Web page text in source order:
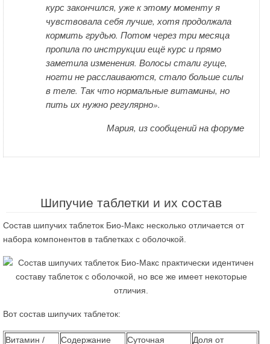
курс закончился, уже к этому моменту я
чувствовала себя лучше, хотя продолжала
кормить грудью. Потом через три месяца
пропила по инструкции ещё курс и прямо
заметила изменения. Волосы стали гуще,
ногти не расслаиваются, стало больше силы
в теле. Так что нормальные витамины, но
пить их нужно регулярно».
Мария, из сообщений на форуме
Шипучие таблетки и их состав
Состав шипучих таблеток Био-Макс несколько отличается от
набора компонентов в таблетках с оболочкой.
Вот состав шипучих таблеток:
Витамин /
Содержание
Суточная
Доля от